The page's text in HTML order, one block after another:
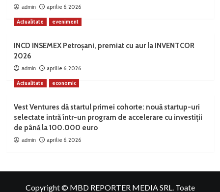
admin aprilie 6, 2026
Actualitate eveniment
INCD INSEMEX Petroșani, premiat cu aur la INVENTCOR
2026
admin aprilie 6, 2026
Actualitate economic
Vest Ventures dă startul primei cohorte: nouă startup-uri
selectate intră într-un program de accelerare cu investiții
de până la 100.000 euro
admin aprilie 6, 2026
Copyright © MBD REPORTER MEDIA SRL. Toate